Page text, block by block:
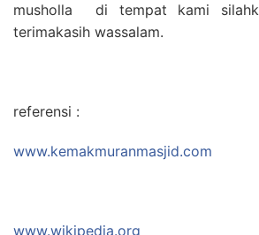
musholla di tempat kami
terimakasih wassalam.
referensi :
www.kemakmuranmasjid.com
www.wikipedia.org